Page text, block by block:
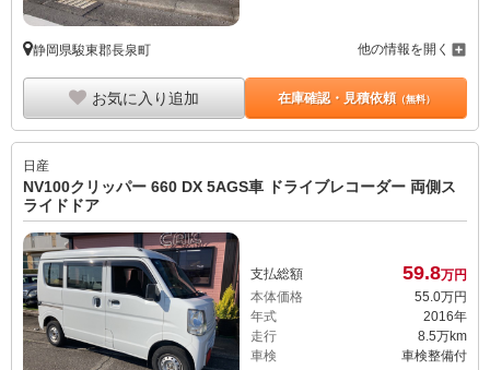
静岡県駿東郡長泉町 他の情報を開く
お気に入り追加 在庫確認・見積依頼（無料）
日産
NV100クリッパー 660 DX 5AGS車 ドライブレコーダー 両側ス
ライドドア
支払総額 59.8万円
本体価格
55. 0万円
年式
2016年
走行
8.5万km
車検
車検整備付